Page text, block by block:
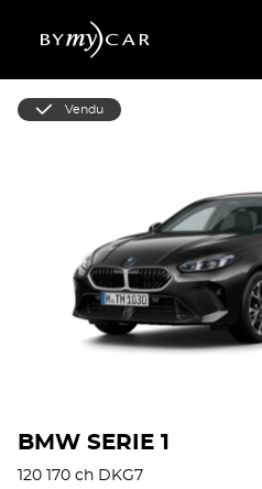
Vendu
BMW SERIE 1
120 170 ch DKG7